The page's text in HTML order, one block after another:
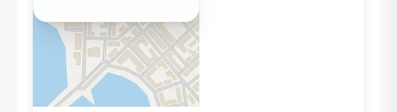
Korunaklı Havuz
Havuz-Bahçe Bakımı